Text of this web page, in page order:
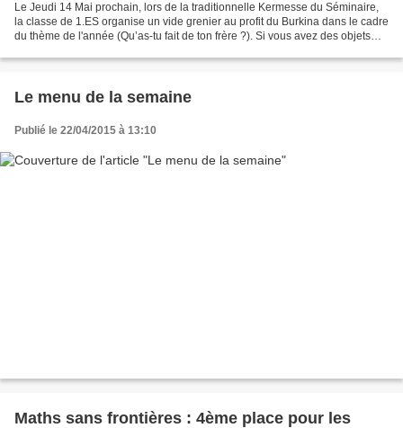
Le Jeudi 14 Mai prochain, lors de la traditionnelle Kermesse du Séminaire,
la classe de 1.ES organise un vide grenier au profit du Burkina dans le cadre
du thème de l'année (Qu’as-tu fait de ton frère ?). Si vous avez des objets
Le menu de la semaine
Publié le 22/04/2015 à 13:10
Maths sans frontières : 4ème place pour les